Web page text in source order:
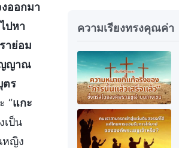
งออกมา
ปหา
าย่อม
ญญาณ
ตร
“แกะ
เป็น
หญิง
ความเรียงทรงคุณค่า